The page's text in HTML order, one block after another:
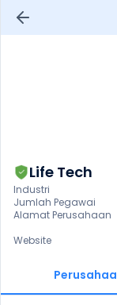
Life Tech
Industri
Jumlah Pegawai
Alamat Perusahaan
Website